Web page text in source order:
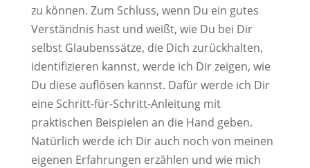
zu können. Zum Schluss, wenn Du ein gutes
Verständnis hast und weißt, wie Du bei Dir
selbst Glaubenssätze, die Dich zurückhalten,
identifizieren kannst, werde ich Dir zeigen, wie
Du diese auflösen kannst. Dafür werde ich Dir
eine Schritt-für-Schritt-Anleitung mit
praktischen Beispielen an die Hand geben.
Natürlich werde ich Dir auch noch von meinen
eigenen Erfahrungen erzählen und wie mich